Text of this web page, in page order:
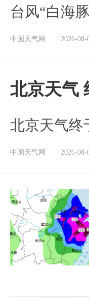
台风“白海
中国天气网 2026-08-
北京天气
北京天气终
中国天气网 2026-08-